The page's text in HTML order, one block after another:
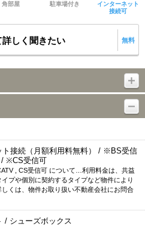
角部屋 駐車場付き
インターネット
接続可
しく聞きたい 無料
ト接続（月額利用料無料） / ※BS受信
※CS受信可
, CS受信可 について…利用料金は、共益
プや個別に契約するタイプなど物件により
くは、物件お取り扱い不動産会社にお問合
/ シューズボックス